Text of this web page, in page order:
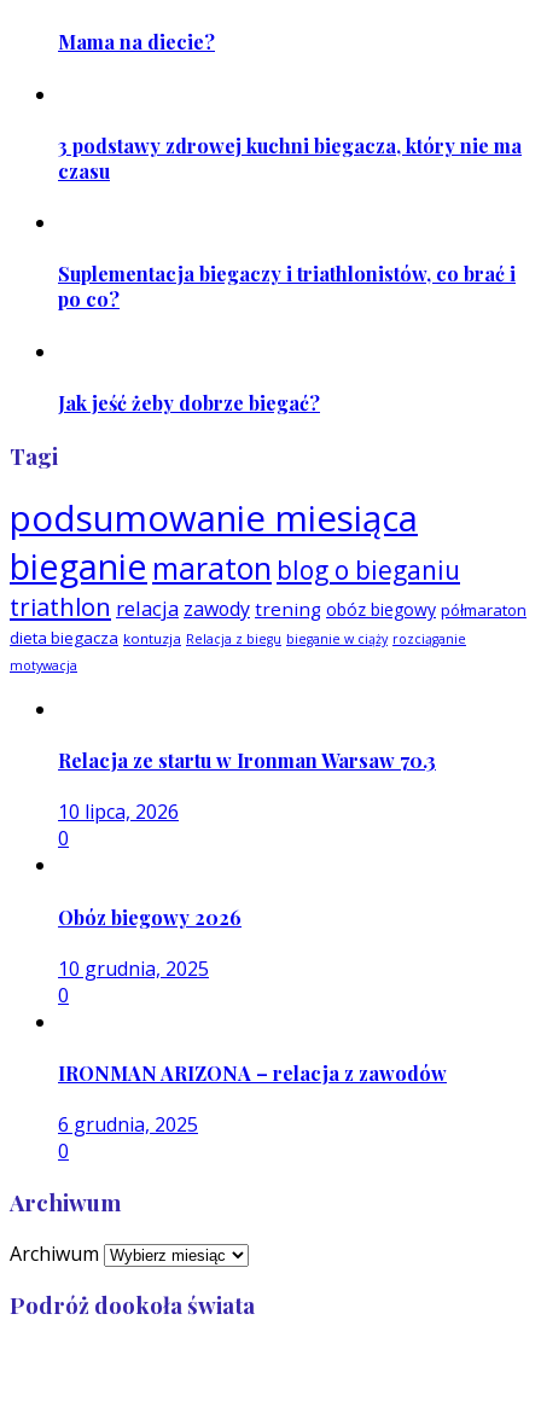
Mama na diecie?
3 podstawy zdrowej kuchni biegacza, który nie ma
czasu
Suplementacja biegaczy i triathlonistów, co brać i
po co?
Jak jeść żeby dobrze biegać?
Tagi
podsumowanie miesiąca
bieganie maraton blog o bieganiu
triathlon relacja zawody trening obóz biegowy półmaraton
dieta biegacza kontuzja Relacja z biegu bieganie w ciąży rozciąganie
motywacja
Relacja ze startu w Ironman Warsaw 70.3
10 lipca, 2026
0
Obóz biegowy 2026
10 grudnia, 2025
0
IRONMAN ARIZONA – relacja z zawodów
6 grudnia, 2025
0
Archiwum
Archiwum
Podróż dookoła świata